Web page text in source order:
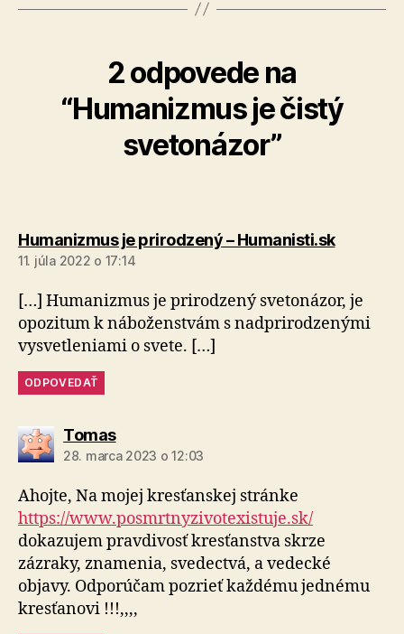
2 odpovede na
“Humanizmus je čistý
svetonázor”
Humanizmus je prirodzený – Humanisti.skhovorí:
11. júla 2022 o 17:14
[…] Humanizmus je prirodzený svetonázor, je
opozitum k náboženstvám s nadprirodzenými
vysvetleniami o svete. […]
ODPOVEDAŤ
Tomashovorí:
28. marca 2023 o 12:03
Ahojte, Na mojej kresťanskej stránke
https://www.posmrtnyzivotexistuje.sk/
dokazujem pravdivosť kresťanstva skrze
zázraky, znamenia, svedectvá, a vedecké
objavy. Odporúčam pozrieť každému jednému
kresťanovi !!!,,,,